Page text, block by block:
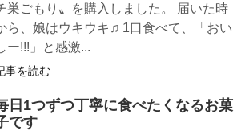
巣ごもり〟を購入しました。 届いた時
ら、娘はウキウキ♫ 1口食べて、「おい
ー!!!」と感激...
事を読む
日1つずつ丁寧に食べたくなるお菓
です